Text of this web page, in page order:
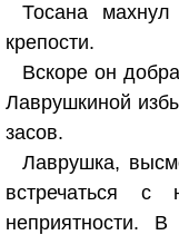
Тосана
крепости.
Вскоре он
Лаврушкиной
засов.
Лаврушка,
встречаться
неприятности.